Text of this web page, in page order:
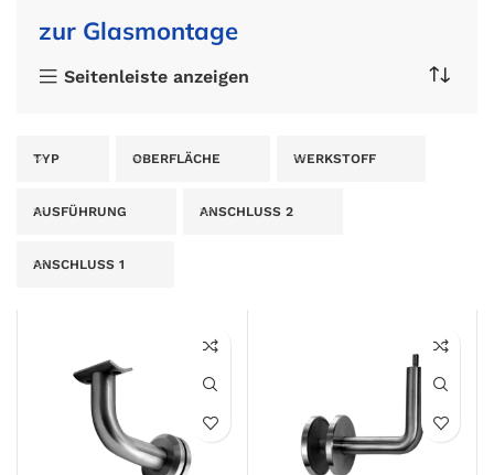
zur Glasmontage
Seitenleiste anzeigen
TYP OBERFLÄCHE WERKSTOFF
AUSFÜHRUNG ANSCHLUSS 2
ANSCHLUSS 1